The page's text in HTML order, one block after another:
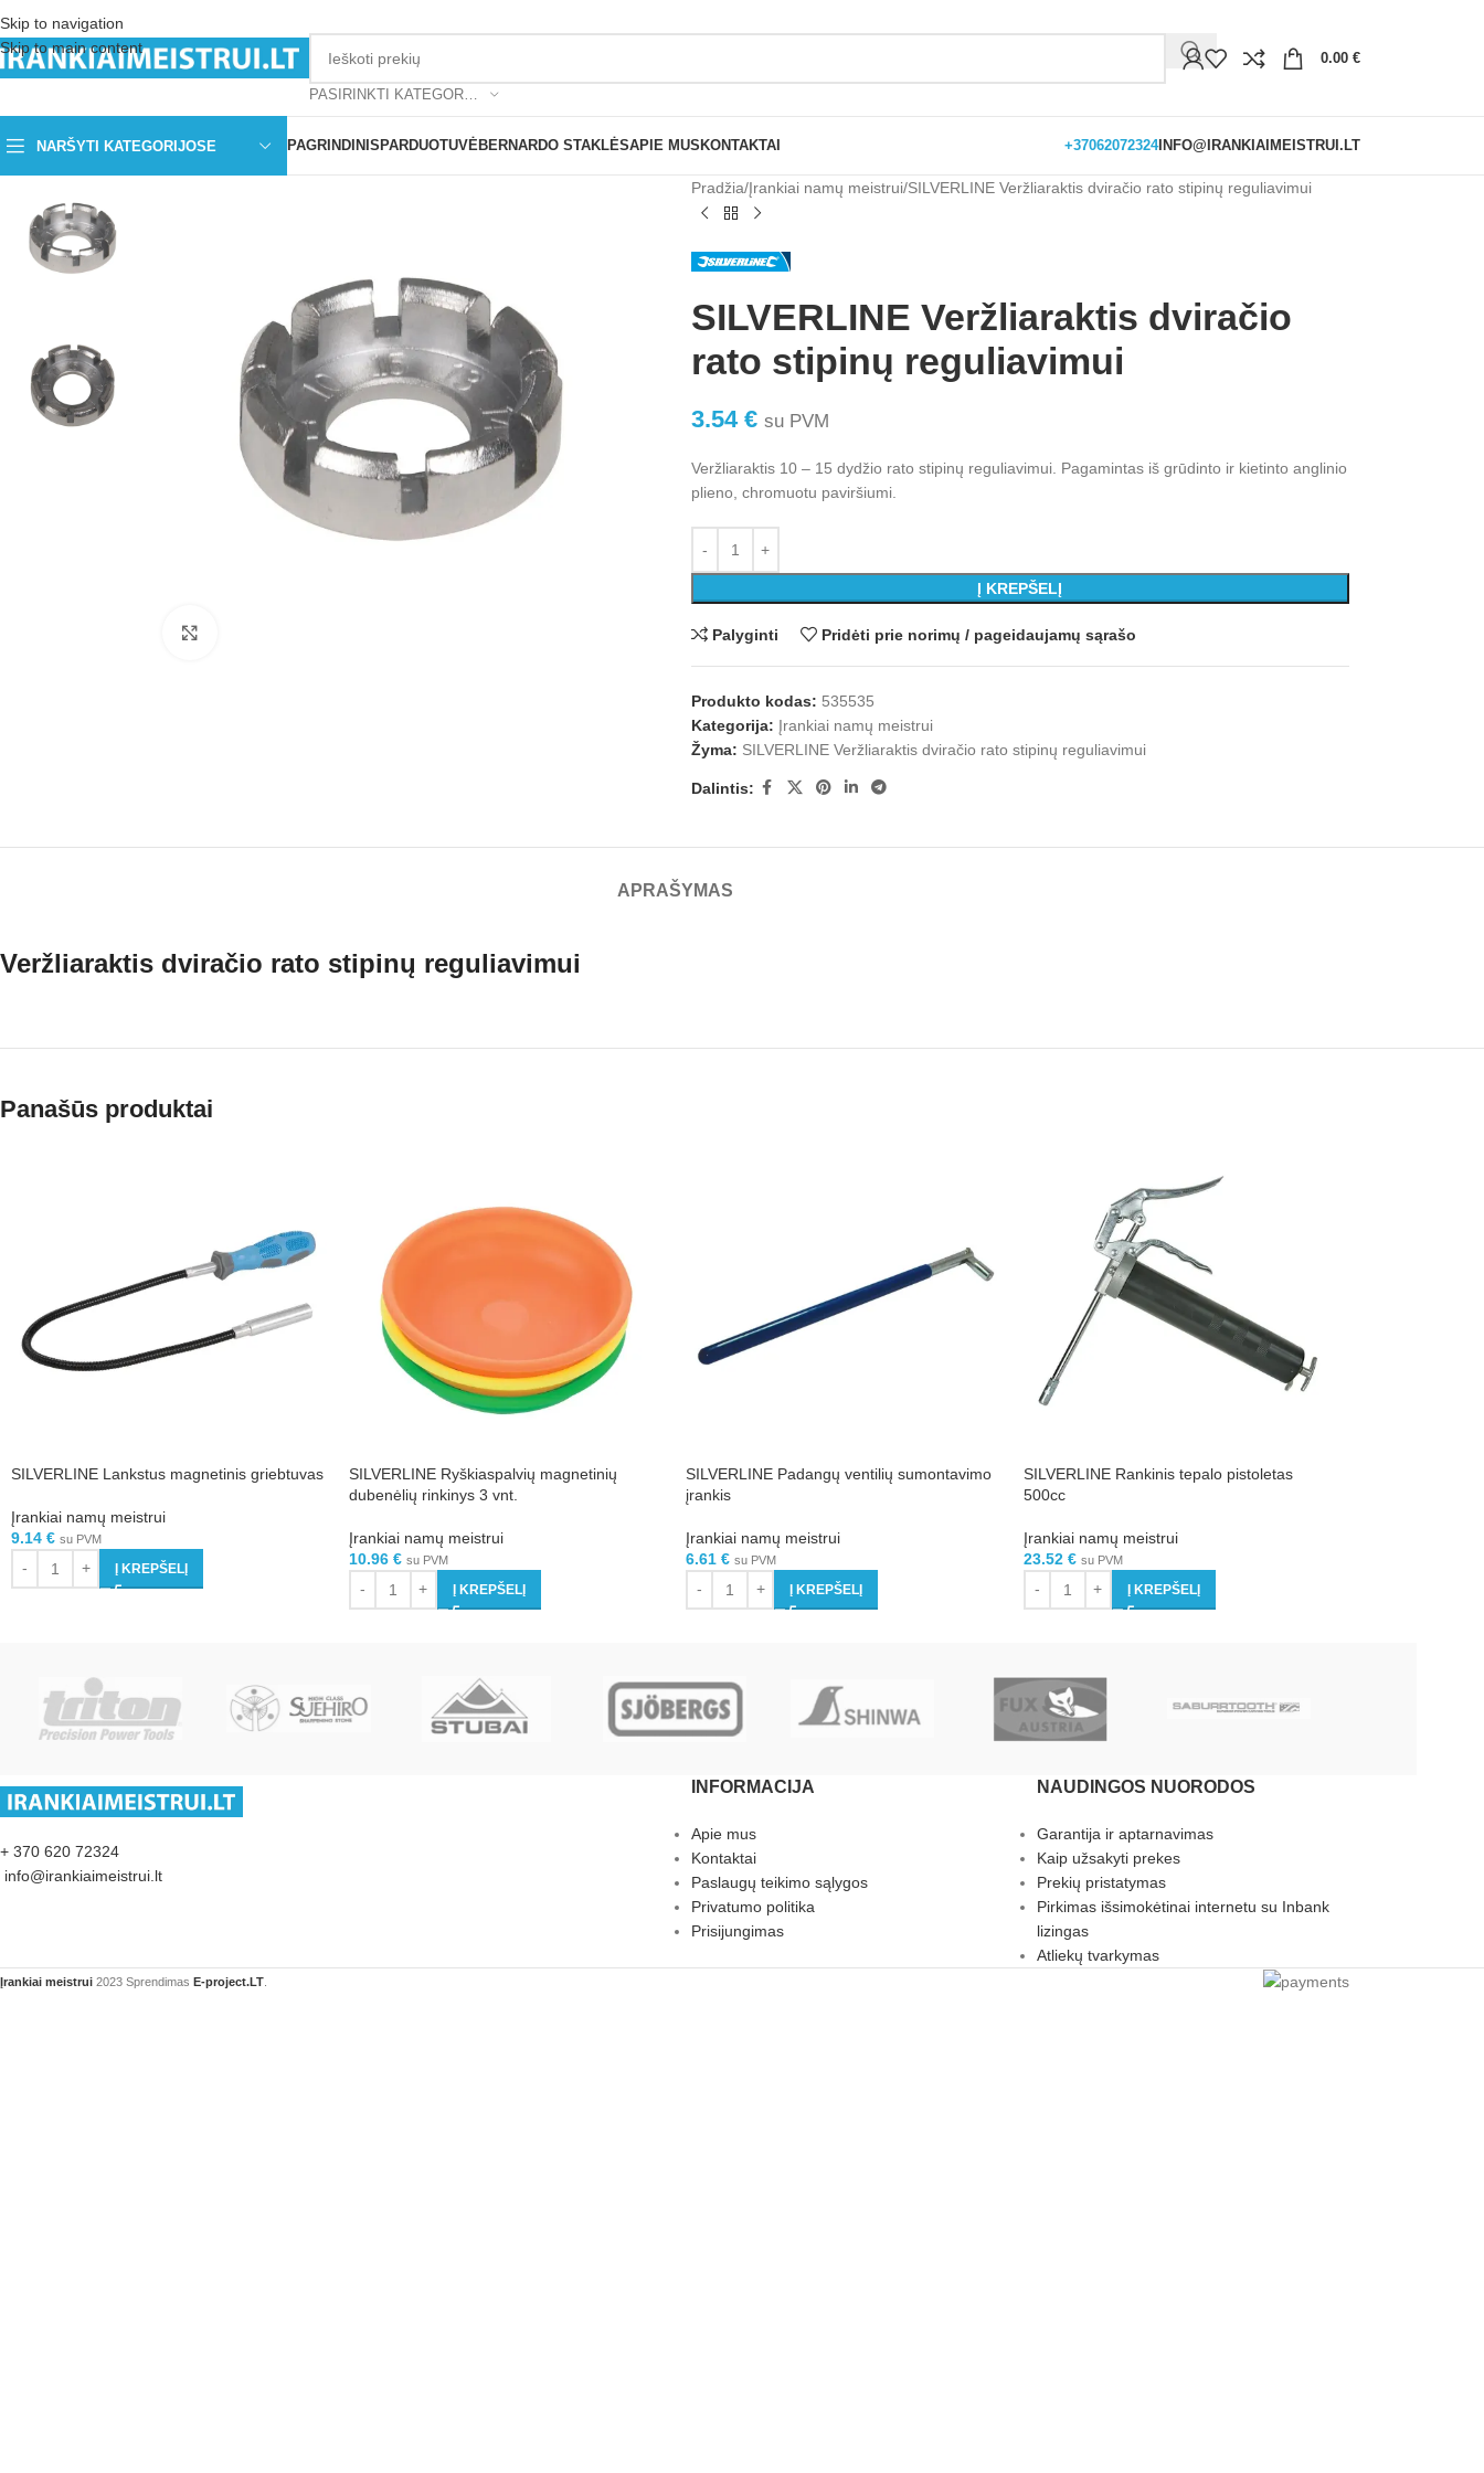
Skip to navigation
Skip to main content
0.00 €
NARŠYTI KATEGORIJOSE PAGRINDINIS PARDUOTUVĖBERNARDO STAKLĖSAPIE MUS KONTAKTAI +37062072324INFO@IRANKIAIMEISTRUI.LT
Pradžia Įrankiai namų meistrui SILVERLINE Veržliaraktis dviračio rato stipinų reguliavimui
SILVERLINE Veržliaraktis dviračio
rato stipinų reguliavimui
3.54 € su PVM
Veržliaraktis 10 – 15 dydžio rato stipinų reguliavimui. Pagamintas iš grūdinto ir kietinto anglinio
plieno, chromuotu paviršiumi.
Į KREPŠELĮ
Palyginti Pridėti prie norimų / pageidaujamų sąrašo
Produkto kodas: 535535
Kategorija: Įrankiai namų meistrui
Žyma: SILVERLINE Veržliaraktis dviračio rato stipinų reguliavimui
Dalintis:
APRAŠYMAS
Veržliaraktis dviračio rato stipinų reguliavimui
Panašūs produktai
SILVERLINE Lankstus magnetinis griebtuvas
Įrankiai namų meistrui
9.14 € su PVM
Į KREPŠELĮ
SILVERLINE Ryškiaspalvių magnetinių
dubenėlių rinkinys 3 vnt.
Įrankiai namų meistrui
10.96 € su PVM
Į KREPŠELĮ
SILVERLINE Padangų ventilių sumontavimo
įrankis
Įrankiai namų meistrui
6.61 € su PVM
Į KREPŠELĮ
SILVERLINE Rankinis tepalo pistoletas
500cc
Įrankiai namų meistrui
23.52 € su PVM
Į KREPŠELĮ
+ 370 620 72324
info@irankiaimeistrui.lt
INFORMACIJA
Apie mus
Kontaktai
Paslaugų teikimo sąlygos
Privatumo politika
Prisijungimas
NAUDINGOS NUORODOS
Garantija ir aptarnavimas
Kaip užsakyti prekes
Prekių pristatymas
Pirkimas išsimokėtinai internetu su Inbank
lizingas
Atliekų tvarkymas
Įrankiai meistrui 2023 Sprendimas E-project.LT